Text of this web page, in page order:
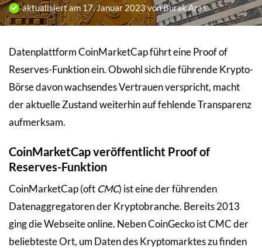
aktualisiert am17. Januar 2023vonBurak Aras
Datenplattform CoinMarketCap führt eine Proof of
Reserves-Funktion ein. Obwohl sich die führende Krypto-
Börse davon wachsendes Vertrauen verspricht, macht
der aktuelle Zustand weiterhin auf fehlende Transparenz
aufmerksam.
CoinMarketCap veröffentlicht Proof of
Reserves-Funktion
CoinMarketCap (oft CMC) ist eine der führenden
Datenaggregatoren der Kryptobranche. Bereits 2013
ging die Webseite online. Neben CoinGecko ist CMC der
beliebteste Ort, um Daten des Kryptomarktes zu finden